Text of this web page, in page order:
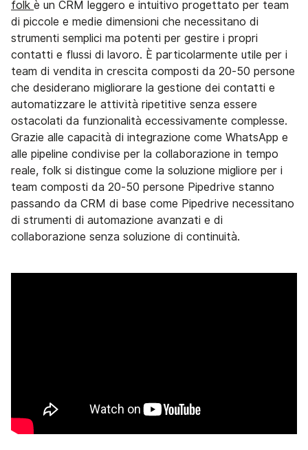
folk è un CRM leggero e intuitivo progettato per team
di piccole e medie dimensioni che necessitano di
strumenti semplici ma potenti per gestire i propri
contatti e flussi di lavoro. È particolarmente utile per i
team di vendita in crescita composti da 20-50 persone
che desiderano migliorare la gestione dei contatti e
automatizzare le attività ripetitive senza essere
ostacolati da funzionalità eccessivamente complesse.
Grazie alle capacità di integrazione come WhatsApp e
alle pipeline condivise per la collaborazione in tempo
reale, folk si distingue come la soluzione migliore per i
team composti da 20-50 persone Pipedrive stanno
passando da CRM di base come Pipedrive necessitano
di strumenti di automazione avanzati e di
collaborazione senza soluzione di continuità.